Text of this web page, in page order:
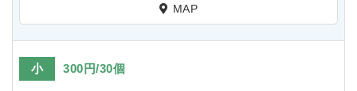
MAP
小 300円/30個